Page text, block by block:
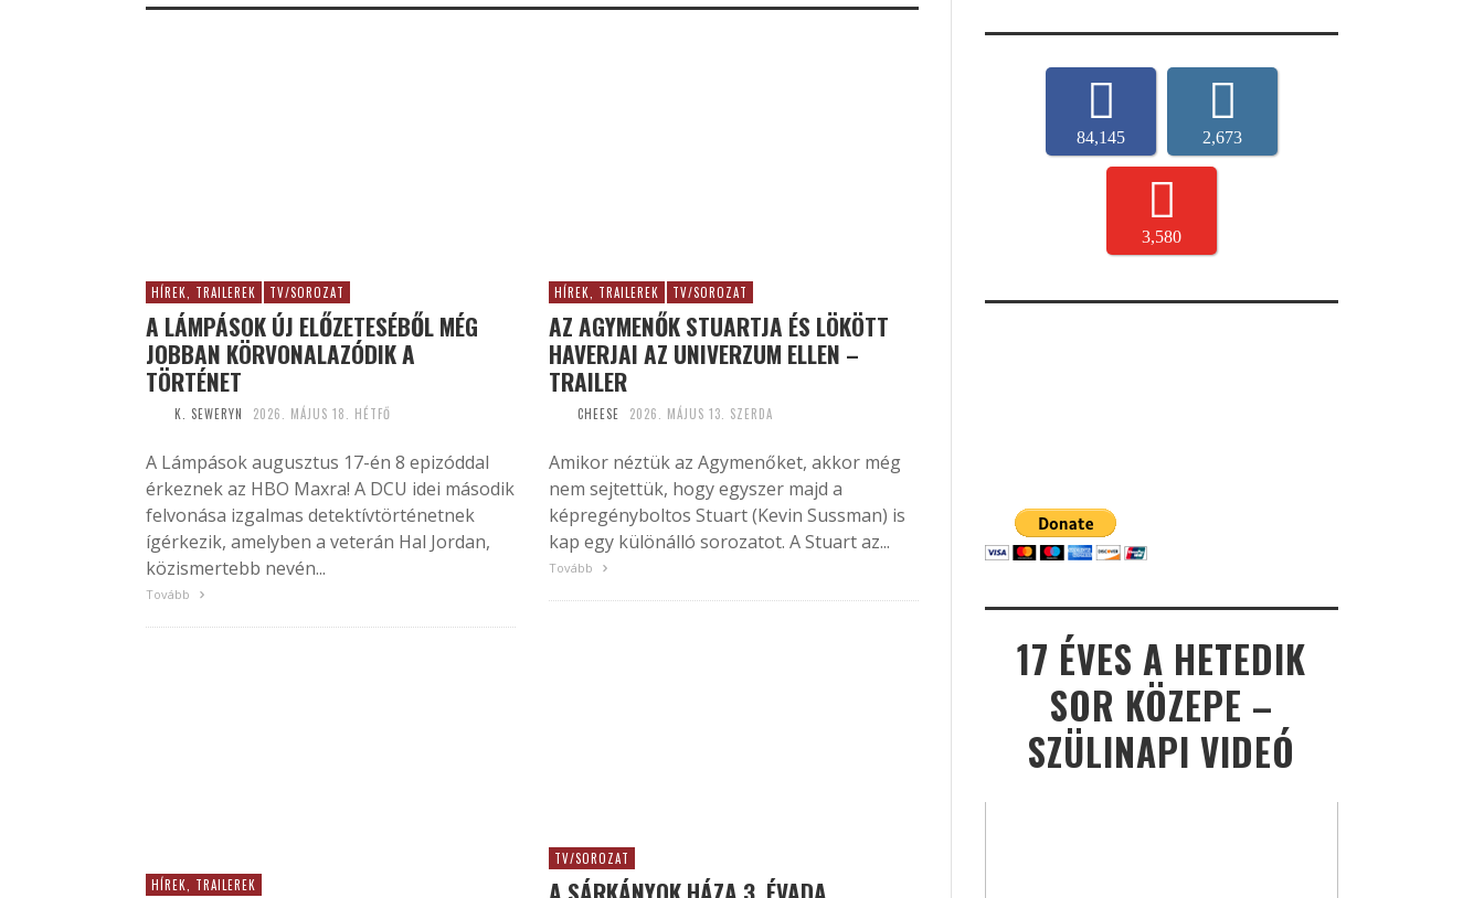
HÍREK, TRAILEREK TV/SOROZAT
A LÁMPÁSOK ÚJ ELŐZETESÉBŐL MÉG
JOBBAN KÖRVONALAZÓDIK A
TÖRTÉNET
K. SEWERYN 2026. MÁJUS 18. HÉTFŐ
A Lámpások augusztus 17-én 8 epizóddal
érkeznek az HBO Maxra! A DCU idei második
felvonása izgalmas detektívtörténetnek
ígérkezik, amelyben a veterán Hal Jordan,
közismertebb nevén...
Tovább
HÍREK, TRAILEREK TV/SOROZAT
AZ AGYMENŐK STUARTJA ÉS LÖKÖTT
HAVERJAI AZ UNIVERZUM ELLEN –
TRAILER
CHEESE 2026. MÁJUS 13. SZERDA
Amikor néztük az Agymenőket, akkor még
nem sejtettük, hogy egyszer majd a
képregényboltos Stuart (Kevin Sussman) is
kap egy különálló sorozatot. A Stuart az...
Tovább
TV/SOROZAT
HÍREK, TRAILEREK
84,145 2,673
3,580
17 ÉVES A HETEDIK
SOR KÖZEPE –
SZÜLINAPI VIDEÓ